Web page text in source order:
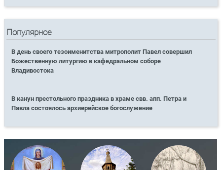
Популярное
В день своего тезоименитства митрополит Павел совершил
Божественную литургию в кафедральном соборе
Владивостока
В канун престольного праздника в храме свв. апп. Петра и
Павла состоялось архиерейское богослужение